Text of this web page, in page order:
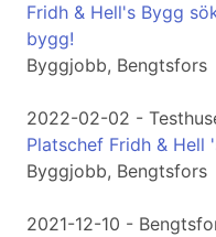
Fridh & Hell's Bygg
bygg!
Byggjobb, Bengtsfors
2022-02-02 -
Platschef Fridh & Hell
Byggjobb, Bengtsfors
2021-12-10 -